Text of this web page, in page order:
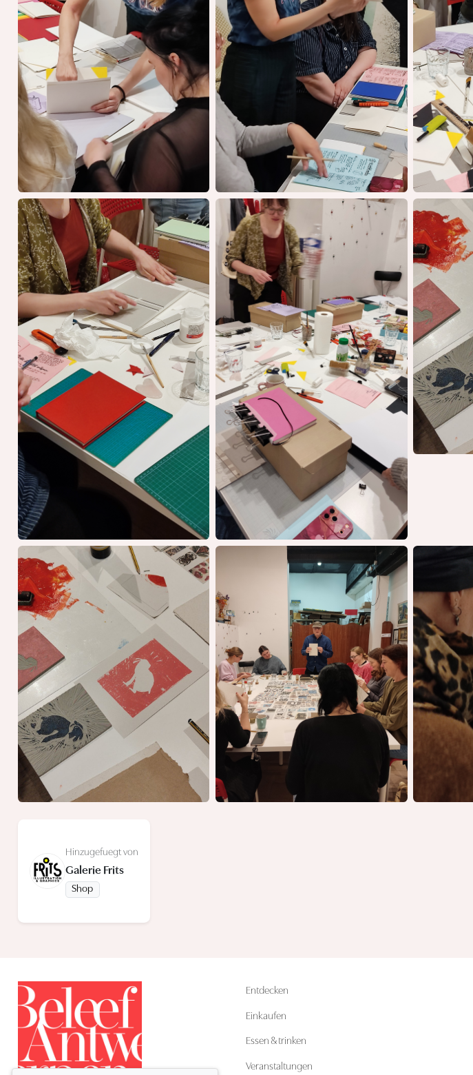
Hinzugefuegt von
Galerie Frits
Shop
Entdecken
Einkaufen
Essen & trinken
Veranstaltungen